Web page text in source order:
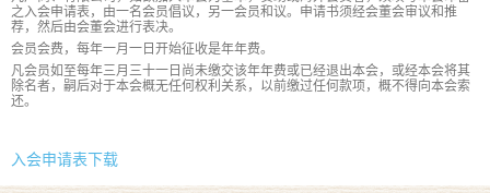
之入会申请表，由一名会员倡议，另一会员和议。申请书须经会董会审议和推
荐，然后由会董会进行表决。
会员会费，每年一月一日开始征收是年年费。
凡会员如至每年三月三十一日尚未缴交该年年费或已经退出本会，或经本会将其
除名者，嗣后对于本会概无任何权利关系，以前缴过任何款项，概不得向本会索
还。
入会申请表下载